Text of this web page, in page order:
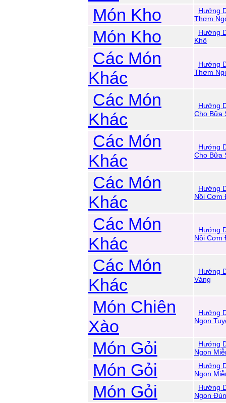
Món Kho
Hướng
Thơm
Món Kho
Hướng
Khô
Các Món
Khác
Hướng
Thơm
Các Món
Khác
Hướng
Cho Bữa
Các Món
Khác
Hướng
Cho Bữa
Các Món
Khác
Hướng
Nồi Cơm
Các Món
Khác
Hướng
Nồi Cơm
Các Món
Khác
Hướng
Váng
Món Chiên
Xào
Hướng
Ngon
Món Gỏi
Hướng
Ngon
Món Gỏi
Hướng
Ngon
Món Gỏi
Hướng
Ngon